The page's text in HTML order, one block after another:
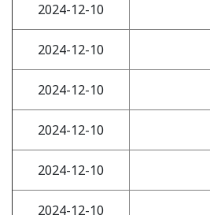
2024-12-10
2024-12-10
2024-12-10
2024-12-10
2024-12-10
2024-12-10